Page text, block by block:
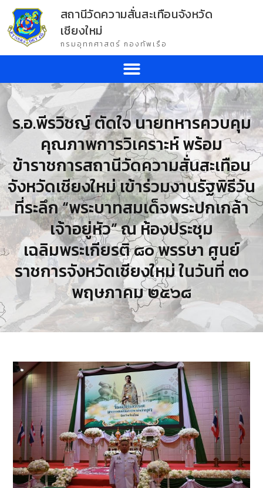
สถานีวัดความสั่นสะเทือนจังหวัด
เชียงใหม่
กรมอุทกศาสตร์ กองทัพเรือ
ร.อ.พีรวิชญ์ ตัดใจ นายทหารควบคุม
คุณภาพการวิเคราะห์ พร้อม
ข้าราชการสถานีวัดความสั่นสะเทือน
จังหวัดเชียงใหม่ เข้าร่วมงานรัฐพิธีวัน
ที่ระลึก “พระบาทสมเด็จพระปกเกล้า
เจ้าอยู่หัว” ณ ห้องประชุม
เฉลิมพระเกียรติ ๘๐ พรรษา ศูนย์
ราชการจังหวัดเชียงใหม่ ในวันที่ ๓๐
พฤษภาคม ๒๕๖๘